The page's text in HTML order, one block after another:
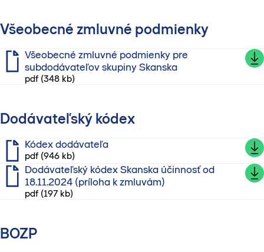
Všeobecné zmluvné podmienky
Všeobecné zmluvné podmienky pre
subdodávateľov skupiny Skanska
pdf (348 kb)
Dodávateľský kódex
Kódex dodávateľa
pdf (946 kb)
Dodávateľský kódex Skanska účinnosť od
18.11.2024 (príloha k zmluvám)
pdf (197 kb)
BOZP